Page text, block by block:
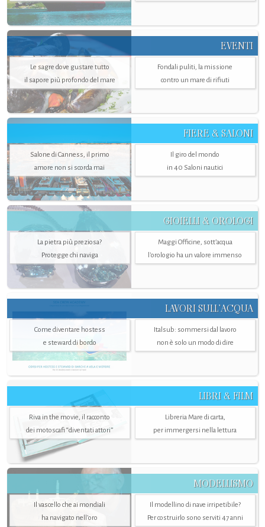
EVENTI
Le sagre dove gustare tutto
il sapore più profondo del mare
Fondali puliti, la missione
contro un mare di rifiuti
FIERE & SALONI
Salone di Canness, il primo
amore non si scorda mai
Il giro del mondo
in 40 Saloni nautici
GIOIELLI & OROLOGI
La pietra più preziosa?
Protegge chi naviga
Maggi Officine, sott’acqua
l'orologio ha un valore immenso
LAVORI SULL’ACQUA
Come diventare hostess
e steward di bordo
Italsub: sommersi dal lavoro
non è solo un modo di dire
LIBRI & FILM
Riva in the movie, il racconto
dei motoscafi “diventati attori”
Libreria Mare di carta,
per immergersi nella lettura
MODELLISMO
Il vascello che ai mondiali
ha navigato nell’oro
Il modellino di nave irripetibile?
Per costruirlo sono serviti 47 anni